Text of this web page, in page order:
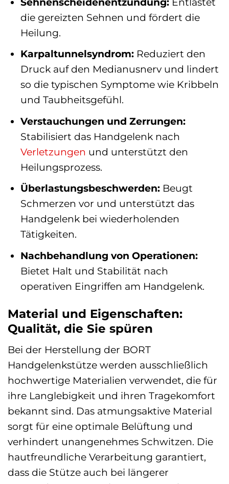
die gereizten Sehnen und fördert die
Heilung.
Karpaltunnelsyndrom:Reduziert den
Druck auf den Medianusnerv und lindert
so die typischen Symptome wie Kribbeln
und Taubheitsgefühl.
Verstauchungen und Zerrungen:
Stabilisiert das Handgelenk nach
Verletzungen und unterstützt den
Heilungsprozess.
Überlastungsbeschwerden:Beugt
Schmerzen vor und unterstützt das
Handgelenk bei wiederholenden
Tätigkeiten.
Nachbehandlung von Operationen:
Bietet Halt und Stabilität nach
operativen Eingriffen am Handgelenk.
Material und Eigenschaften:
Qualität, die Sie spüren
Bei der Herstellung der BORT
Handgelenkstütze werden ausschließlich
hochwertige Materialien verwendet, die für
ihre Langlebigkeit und ihren Tragekomfort
bekannt sind. Das atmungsaktive Material
sorgt für eine optimale Belüftung und
verhindert unangenehmes Schwitzen. Die
hautfreundliche Verarbeitung garantiert,
dass die Stütze auch bei längerer